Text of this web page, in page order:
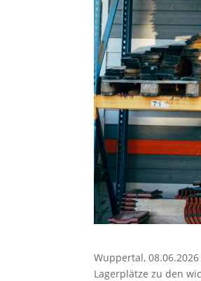
Wuppertal,
Lagerplätze zu den